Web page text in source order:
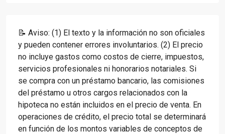
📝 Aviso: (1) El texto y la información no son oficiales
y pueden contener errores involuntarios. (2) El precio
no incluye gastos como costos de cierre, impuestos,
servicios profesionales ni honorarios notariales. Si
se compra con un préstamo bancario, las comisiones
del préstamo u otros cargos relacionados con la
hipoteca no están incluidos en el precio de venta. En
operaciones de crédito, el precio total se determinará
en función de los montos variables de conceptos de